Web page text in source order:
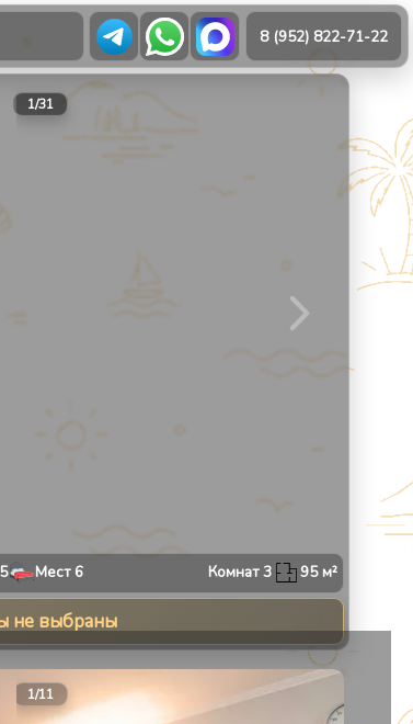
8 (952) 822-71-22
1/31
5 Мест 6 Комнат3 95м²
не выбраны
1/11